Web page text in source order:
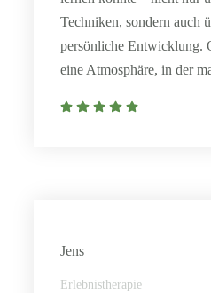
Techniken, sondern auch
persönliche Entwicklung.
eine Atmosphäre, in der
Jens
Erlebnistherapie